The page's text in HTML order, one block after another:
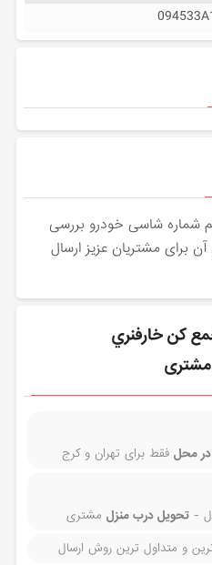
قطعات منطبق با 17 رقم شماره شاسی خودرو بررسی
برای مشتریان عزیز ارسال
كن خارفنري
محل فقط برای تهران و کرج
-تحویل درب منزل مشتری
و متداول ترین روش ارسال